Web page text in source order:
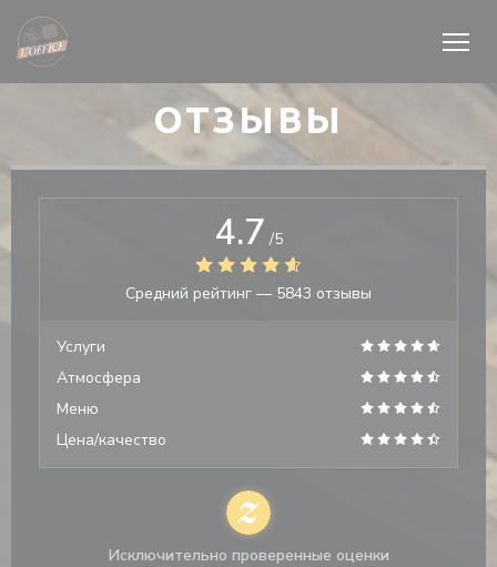
Панель управления cookies
ОТЗЫВЫ
4.7 /5
Средний рейтинг — 5843 отзывы
Услуги
Атмосфера
Меню
Цена/качество
Исключительно проверенные оценки